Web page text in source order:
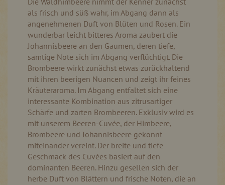
als frisch und süß wahr, im Abgang dann als
angenehmenen Duft von Blüten und Rosen. Ein
wunderbar leicht bitteres Aroma zaubert die
Johannisbeere an den Gaumen, deren tiefe,
samtige Note sich im Abgang verflüchtigt. Die
Brombeere wirkt zunächst etwas zurückhaltend
mit ihren beerigen Nuancen und zeigt ihr feines
Kräuteraroma. Im Abgang entfaltet sich eine
interessante Kombination aus zitrusartiger
Schärfe und zarten Brombeeren. Exklusiv wird es
mit unserem Beeren-Cuvée, der Himbeere,
Brombeere und Johannisbeere gekonnt
miteinander vereint. Der breite und tiefe
Geschmack des Cuvées basiert auf den
dominanten Beeren. Hinzu gesellen sich der
herbe Duft von Blättern und frische Noten, die an